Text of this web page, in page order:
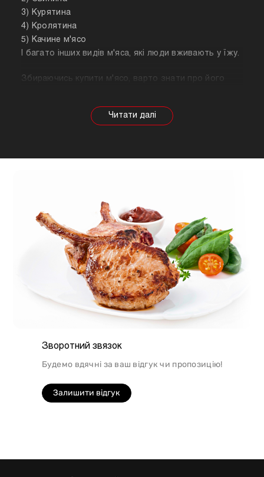
3) Курятина
4) Кролятина
5) Качине м'ясо
І багато інших видів м'яса, які люди вживають у їжу.
Збираючись купити м'ясо, варто знати про його
залежності від тварини властивості продукту
будуть змінюватися, так само як рекомендації
підійде для людей, які сидять на дієті.
Зворотний звязок
Будемо вдячні за ваш відгук чи пропозицію!
Залишити відгук